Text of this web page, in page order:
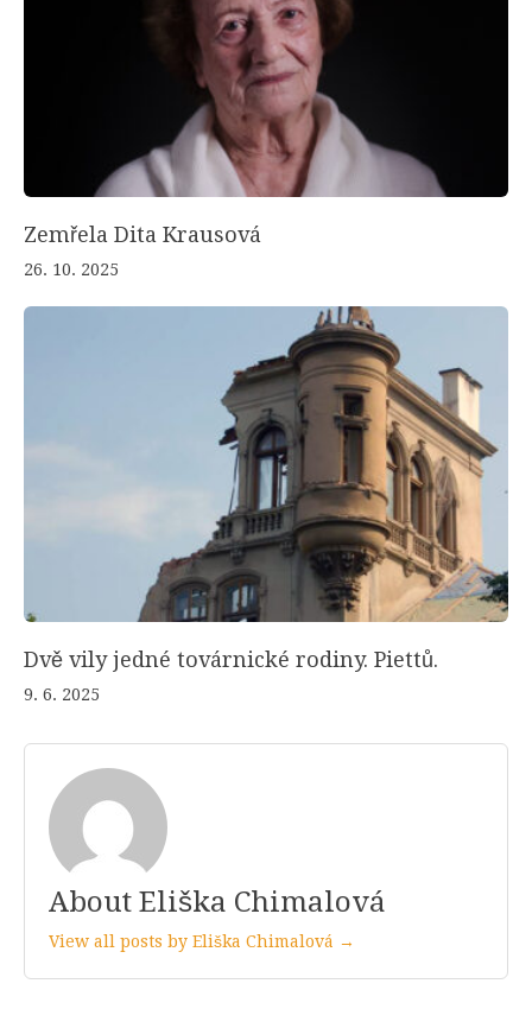
Zemřela Dita Krausová
26. 10. 2025
Dvě vily jedné továrnické rodiny. Piettů.
9. 6. 2025
About Eliška Chimalová
View all posts by Eliška Chimalová →